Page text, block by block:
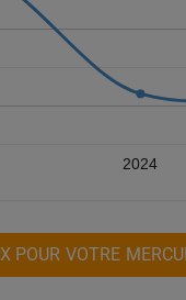
2024
POUR VOTRE